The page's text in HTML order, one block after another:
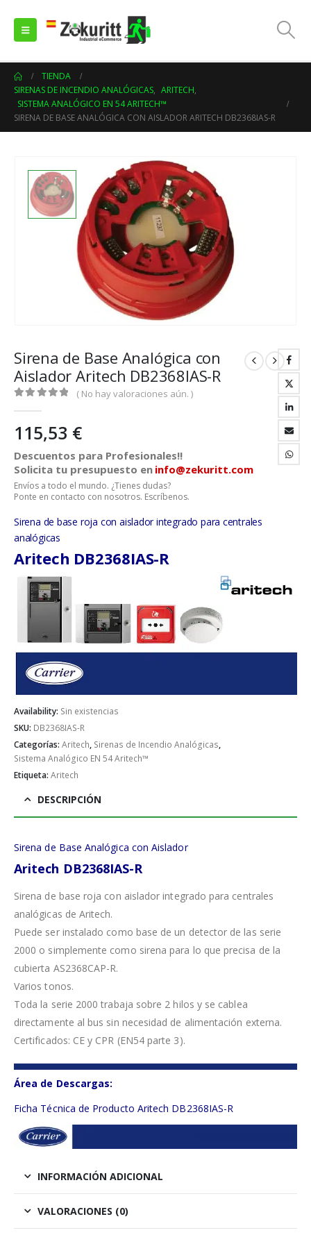
TIENDA
SIRENAS DE INCENDIO ANALÓGICAS, ARITECH,
SISTEMA ANALÓGICO EN 54 ARITECH™
SIRENA DE BASE ANALÓGICA CON AISLADOR ARITECH DB2368IAS-R
Sirena de Base Analógica con
Aislador Aritech DB2368IAS-R
( No hay valoraciones aún. )
115,53 €
Descuentos para Profesionales!!
Solicita tu presupuesto en info@zekuritt.com
Envíos a todo el mundo. ¿Tienes dudas?
Ponte en contacto con nosotros. Escríbenos.
Sirena de base roja con aislador integrado para centrales
analógicas
Aritech DB2368IAS-R
Availability: Sin existencias
SKU: DB2368IAS-R
Categorías: Aritech, Sirenas de Incendio Analógicas,
Sistema Analógico EN 54 Aritech™
Etiqueta: Aritech
DESCRIPCIÓN
Sirena de Base Analógica con Aislador
Aritech DB2368IAS-R
Sirena de base roja con aislador integrado para centrales
analógicas de Aritech.
Puede ser instalado como base de un detector de las serie
2000 o simplemente como sirena para lo que precisa de la
cubierta AS2368CAP-R.
Varios tonos.
Toda la serie 2000 trabaja sobre 2 hilos y se cablea
directamente al bus sin necesidad de alimentación externa.
Certificados: CE y CPR (EN54 parte 3).
Área de Descargas:
Ficha Técnica de Producto Aritech DB2368IAS-R
INFORMACIÓN ADICIONAL
VALORACIONES (0)